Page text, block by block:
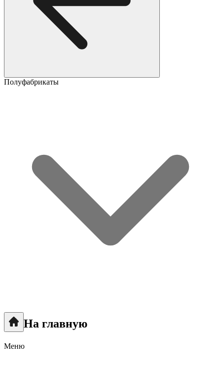
Полуфабрикаты
На главную
Меню